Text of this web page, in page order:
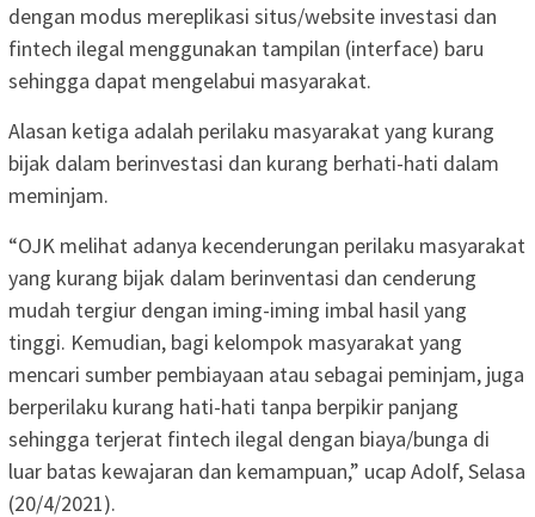
dengan modus mereplikasi situs/website investasi dan
fintech ilegal menggunakan tampilan (interface) baru
sehingga dapat mengelabui masyarakat.
Alasan ketiga adalah perilaku masyarakat yang kurang
bijak dalam berinvestasi dan kurang berhati-hati dalam
meminjam.
“OJK melihat adanya kecenderungan perilaku masyarakat
yang kurang bijak dalam berinventasi dan cenderung
mudah tergiur dengan iming-iming imbal hasil yang
tinggi. Kemudian, bagi kelompok masyarakat yang
mencari sumber pembiayaan atau sebagai peminjam, juga
berperilaku kurang hati-hati tanpa berpikir panjang
sehingga terjerat fintech ilegal dengan biaya/bunga di
luar batas kewajaran dan kemampuan,” ucap Adolf, Selasa
(20/4/2021).